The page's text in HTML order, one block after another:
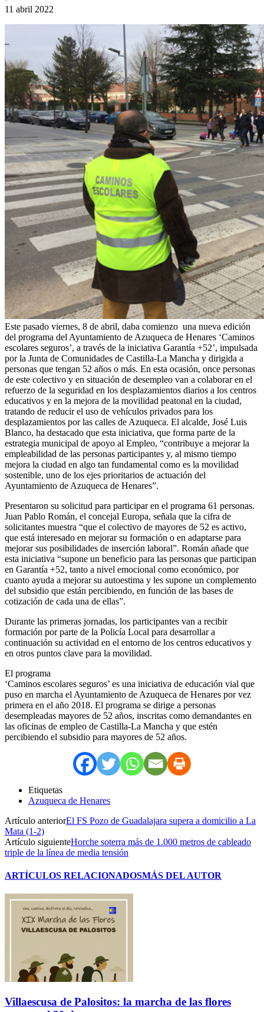
11 abril 2022
Este pasado viernes, 8 de abril, daba comienzo una nueva edición
del programa del Ayuntamiento de Azuqueca de Henares ‘Caminos
escolares seguros’, a través de la iniciativa Garantía +52’, impulsada
por la Junta de Comunidades de Castilla-La Mancha y dirigida a
personas que tengan 52 años o más. En esta ocasión, once personas
de este colectivo y en situación de desempleo van a colaborar en el
refuerzo de la seguridad en los desplazamientos diarios a los centros
educativos y en la mejora de la movilidad peatonal en la ciudad,
tratando de reducir el uso de vehículos privados para los
desplazamientos por las calles de Azuqueca. El alcalde, José Luis
Blanco, ha destacado que esta iniciativa, que forma parte de la
estrategia municipal de apoyo al Empleo, “contribuye a mejorar la
empleabilidad de las personas participantes y, al mismo tiempo
mejora la ciudad en algo tan fundamental como es la movilidad
sostenible, uno de los ejes prioritarios de actuación del
Ayuntamiento de Azuqueca de Henares”.
Presentaron su solicitud para participar en el programa 61 personas.
Juan Pablo Román, el concejal Europa, señala que la cifra de
solicitantes muestra “que el colectivo de mayores de 52 es activo,
que está interesado en mejorar su formación o en adaptarse para
mejorar sus posibilidades de inserción laboral”. Román añade que
esta iniciativa “supone un beneficio para las personas que participan
en Garantía +52, tanto a nivel emocional como económico, por
cuanto ayuda a mejorar su autoestima y les supone un complemento
del subsidio que están percibiendo, en función de las bases de
cotización de cada una de ellas”.
Durante las primeras jornadas, los participantes van a recibir
formación por parte de la Policía Local para desarrollar a
continuación su actividad en el entorno de los centros educativos y
en otros puntos clave para la movilidad.
El programa
‘Caminos escolares seguros’ es una iniciativa de educación vial que
puso en marcha el Ayuntamiento de Azuqueca de Henares por vez
primera en el año 2018. El programa se dirige a personas
desempleadas mayores de 52 años, inscritas como demandantes en
las oficinas de empleo de Castilla-La Mancha y que estén
percibiendo el subsidio para mayores de 52 años.
Etiquetas
Azuqueca de Henares
Artículo anteriorEl FS Pozo de Guadalajara supera a domicilio a La
Mata (1-2)
Artículo siguienteHorche soterra más de 1.000 metros de cableado
triple de la línea de media tensión
ARTÍCULOS RELACIONADOSMÁS DEL AUTOR
Villaescusa de Palositos: la marcha de las flores